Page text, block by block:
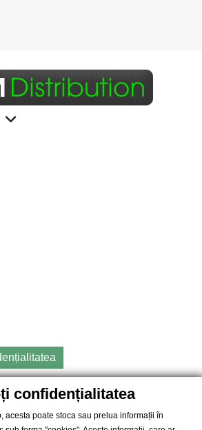
- Magazin online cu Produse
confidențialitatea
acesta poate stoca sau prelua informații în